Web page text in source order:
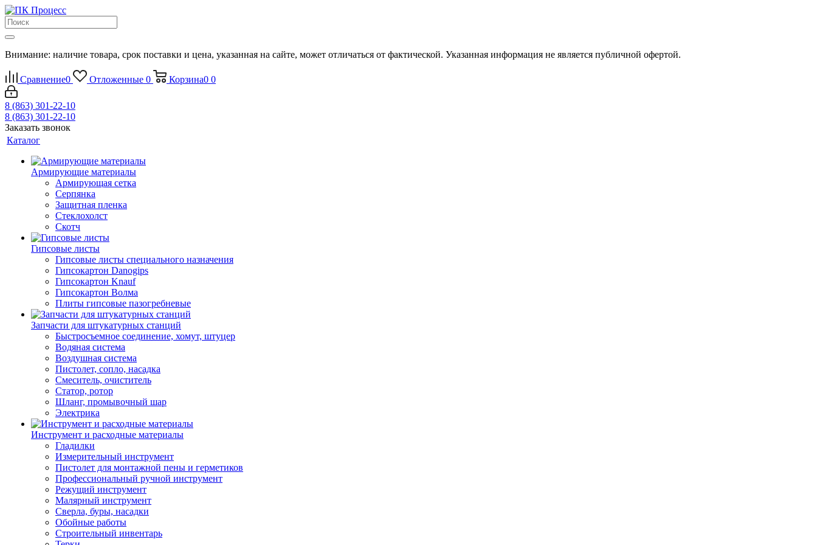
Внимание: наличие товара, срок поставки и цена, указанная на сайте, может отличаться от фактической. Указанная информация не является публичной офертой.
Сравнение0 Отложенные 0 Корзина0 0
8 (863) 301-22-10
8 (863) 301-22-10
Заказать звонок
Каталог
Армирующие материалы
Армирующая сетка
Серпянка
Защитная пленка
Стеклохолст
Скотч
Гипсовые листы
Гипсовые листы специального назначения
Гипсокартон Danogips
Гипсокартон Knauf
Гипсокартон Волма
Плиты гипсовые пазогребневые
Запчасти для штукатурных станций
Быстросъемное соединение, хомут, штуцер
Водяная система
Воздушная система
Пистолет, сопло, насадка
Смеситель, очиститель
Статор, ротор
Шланг, промывочный шар
Электрика
Инструмент и расходные материалы
Гладилки
Измерительный инструмент
Пистолет для монтажной пены и герметиков
Профессиональный ручной инструмент
Режущий инструмент
Малярный инструмент
Сверла, буры, насадки
Обойные работы
Строительный инвентарь